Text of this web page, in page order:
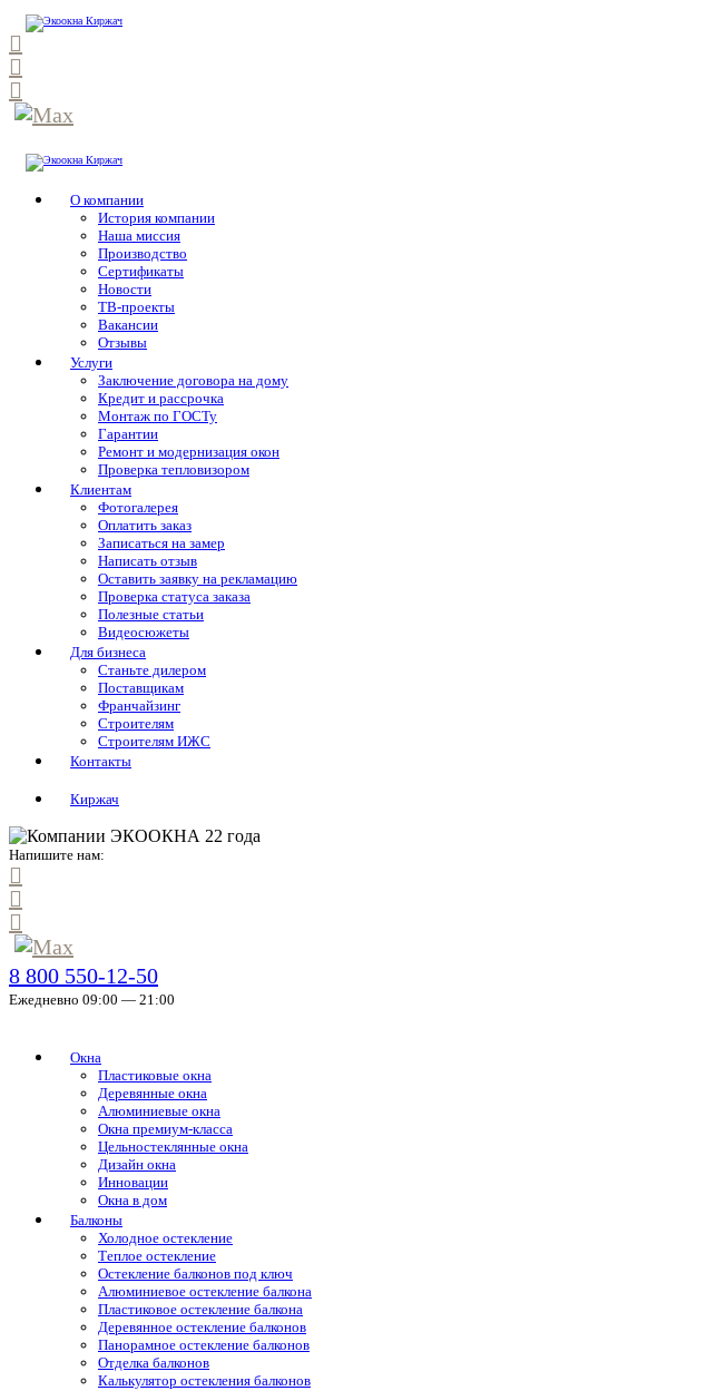
О компании
История компании
Наша миссия
Производство
Сертификаты
Новости
ТВ-проекты
Вакансии
Отзывы
Услуги
Заключение договора на дому
Кредит и рассрочка
Монтаж по ГОСТу
Гарантии
Ремонт и модернизация окон
Проверка тепловизором
Клиентам
Фотогалерея
Оплатить заказ
Записаться на замер
Написать отзыв
Оставить заявку на рекламацию
Проверка статуса заказа
Полезные статьи
Видеосюжеты
Для бизнеса
Станьте дилером
Поставщикам
Франчайзинг
Строителям
Строителям ИЖС
Контакты
Киржач
Напишите нам:
8 800 550-12-50
Ежедневно 09:00 — 21:00
Окна
Пластиковые окна
Деревянные окна
Алюминиевые окна
Окна премиум-класса
Цельностеклянные окна
Дизайн окна
Инновации
Окна в дом
Балконы
Холодное остекление
Теплое остекление
Остекление балконов под ключ
Алюминиевое остекление балкона
Пластиковое остекление балкона
Деревянное остекление балконов
Панорамное остекление балконов
Отделка балконов
Калькулятор остекления балконов